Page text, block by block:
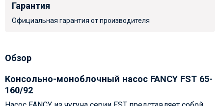
Гарантия
Официальная гарантия от производителя
Обзор
Консольно-моноблочный насос FANCY FST 65-
160/92